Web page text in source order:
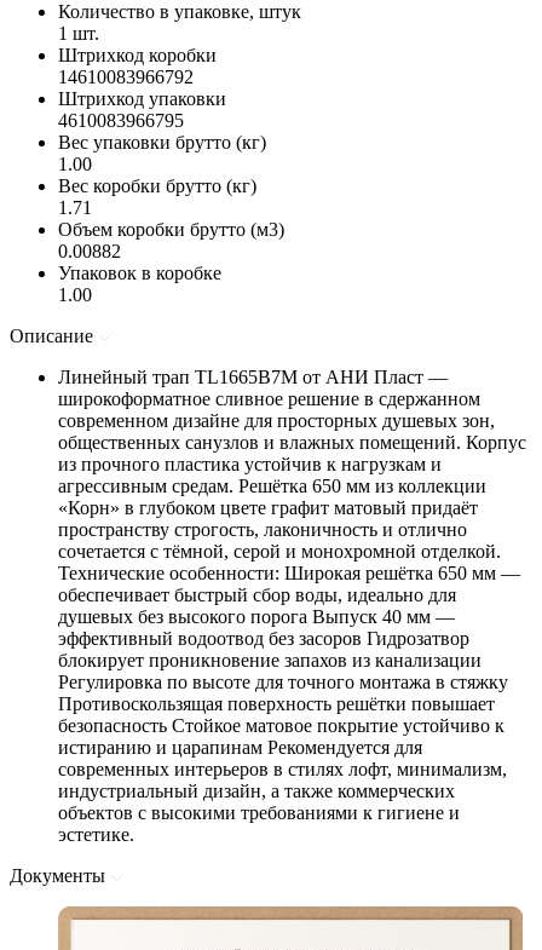
Количество в упаковке, штук
1 шт.
Штрихкод коробки
14610083966792
Штрихкод упаковки
4610083966795
Вес упаковки брутто (кг)
1.00
Вес коробки брутто (кг)
1.71
Объем коробки брутто (м3)
0.00882
Упаковок в коробке
1.00
Описание
Линейный трап TL1665B7M от АНИ Пласт —
широкоформатное сливное решение в сдержанном
современном дизайне для просторных душевых зон,
общественных санузлов и влажных помещений. Корпус
из прочного пластика устойчив к нагрузкам и
агрессивным средам. Решётка 650 мм из коллекции
«Корн» в глубоком цвете графит матовый придаёт
пространству строгость, лаконичность и отлично
сочетается с тёмной, серой и монохромной отделкой.
Технические особенности: Широкая решётка 650 мм —
обеспечивает быстрый сбор воды, идеально для
душевых без высокого порога Выпуск 40 мм —
эффективный водоотвод без засоров Гидрозатвор
блокирует проникновение запахов из канализации
Регулировка по высоте для точного монтажа в стяжку
Противоскользящая поверхность решётки повышает
безопасность Стойкое матовое покрытие устойчиво к
истиранию и царапинам Рекомендуется для
современных интерьеров в стилях лофт, минимализм,
индустриальный дизайн, а также коммерческих
объектов с высокими требованиями к гигиене и
эстетике.
Документы